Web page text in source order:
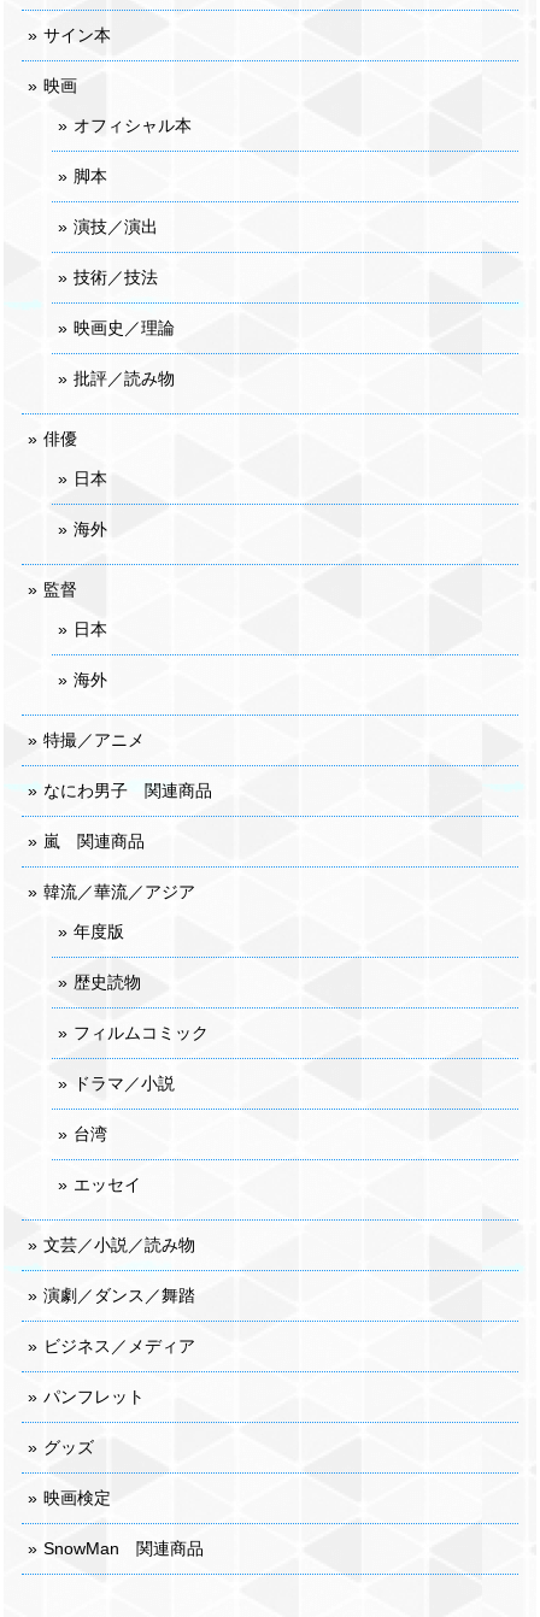
サイン本
映画
オフィシャル本
脚本
演技／演出
技術／技法
映画史／理論
批評／読み物
俳優
日本
海外
監督
日本
海外
特撮／アニメ
なにわ男子 関連商品
嵐 関連商品
韓流／華流／アジア
年度版
歴史読物
フィルムコミック
ドラマ／小説
台湾
エッセイ
文芸／小説／読み物
演劇／ダンス／舞踏
ビジネス／メディア
パンフレット
グッズ
映画検定
SnowMan 関連商品